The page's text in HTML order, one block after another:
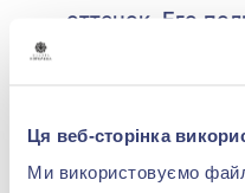
Ця веб-сторінка
Ми використовуємо
оттенок. Его
также
цвета вплоть